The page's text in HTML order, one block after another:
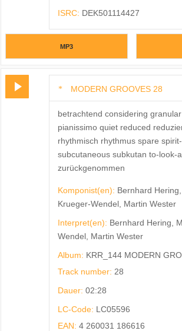
ISRC: DEK501114427
MP3
MODERN GROOVES 28
betrachtend considering
pianissimo quiet reduced
rhythmisch rhythmus spare
subcutaneous subkutan to-look-
zurückgenommen
Komponist(en): Bernhard
Krueger-Wendel, Martin Wester
Interpret(en): Bernhard Hering,
Wendel, Martin Wester
Album: KRR_144 MODERN
Track number: 28
Dauer: 02:28
LC-Code: LC05596
EAN: 4 260031 186616